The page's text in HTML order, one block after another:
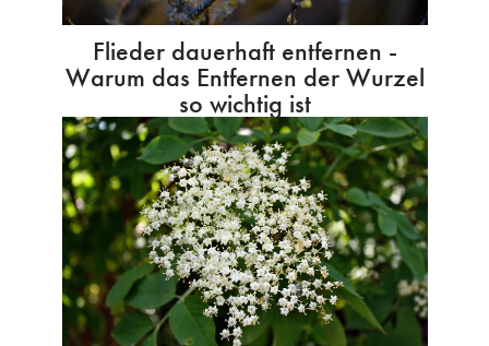
Flieder dauerhaft entfernen -
Warum das Entfernen der Wurzel
so wichtig ist